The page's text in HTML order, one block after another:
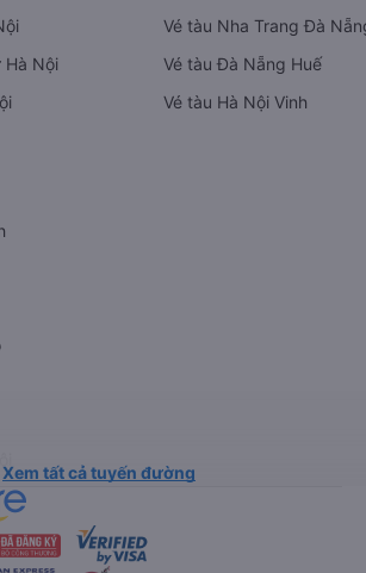
Hà Nội
Vé tàu Nha Trang Đà
Vé tàu Đà Nẵng Huế
Vé tàu Hà Nội Vinh
Xem tất cả tuyến đường